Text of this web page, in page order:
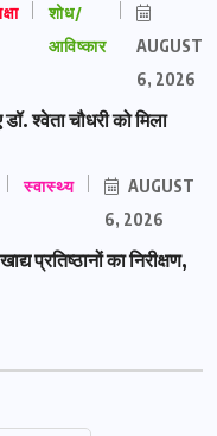
शोध/
आविष्कार
AUGUST
6, 2026
श्वेता चौधरी को मिला
स्वास्थ्य
AUGUST
6, 2026
प्रतिष्ठानों का निरीक्षण,